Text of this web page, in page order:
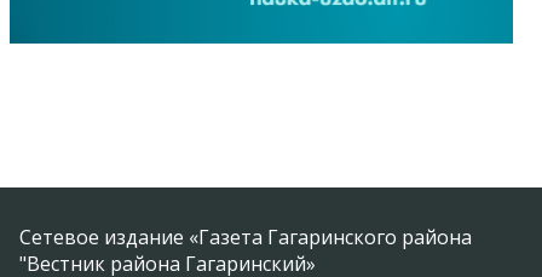
Сетевое издание «Газета Гагаринского района
"Вестник района Гагаринский»